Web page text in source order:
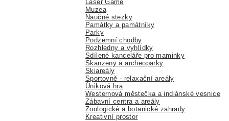
Laser Game
Muzea
Naučné stezky
Památky a památníky
Parky
Podzemní chodby
Rozhledny a vyhlídky
Sdílené kanceláře pro maminky
Skanzeny a archeoparky
Skiareály
Sportovně - relaxační areály
Úniková hra
Westernová městečka a indiánské vesnice
Zábavní centra a areály
Zoologické a botanické zahrady
Kreativní prostor